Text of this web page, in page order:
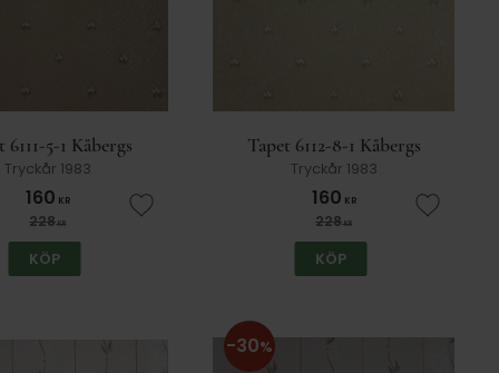
6111-5-1 Kåbergs
Tryckår 1983
160 KR
228KR Lägg till i favoriter
KÖP
Tapet 6112-8-1 Kåbergs
Tryckår 1983
160 KR
228KR Lägg
KÖP
30%